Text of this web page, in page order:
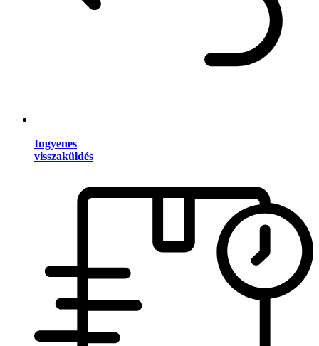
Ingyenes
visszaküldés